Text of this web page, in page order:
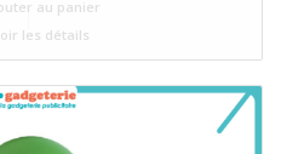
au panier
les détails